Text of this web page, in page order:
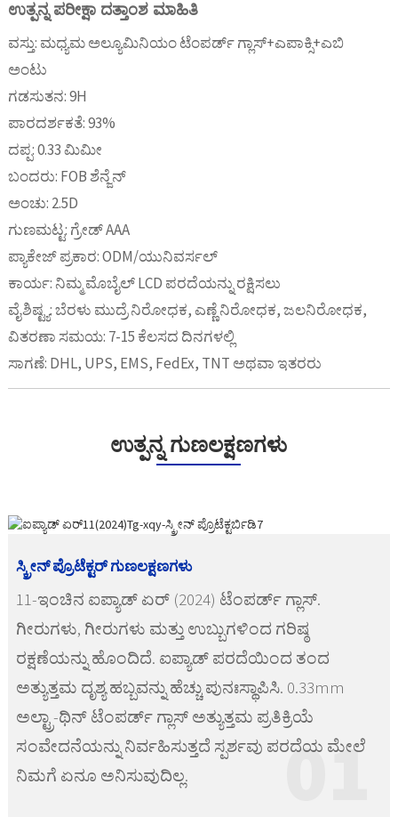
ಉತ್ಪನ್ನ ಪರೀಕ್ಷಾ ದತ್ತಾಂಶ ಮಾಹಿತಿ
ವಸ್ತು: ಮಧ್ಯಮ ಅಲ್ಯೂಮಿನಿಯಂ ಟೆಂಪರ್ಡ್ ಗ್ಲಾಸ್+ಎಪಾಕ್ಸಿ+ಎಬಿ
ಅಂಟು
ಗಡಸುತನ: 9H
ಪಾರದರ್ಶಕತೆ: 93%
ದಪ್ಪ: 0.33 ಮಿಮೀ
ಬಂದರು: FOB ಶೆನ್ಜೆನ್
ಅಂಚು: 2.5D
ಗುಣಮಟ್ಟ: ಗ್ರೇಡ್ AAA
ಪ್ಯಾಕೇಜ್ ಪ್ರಕಾರ: ODM/ಯುನಿವರ್ಸಲ್
ಕಾರ್ಯ: ನಿಮ್ಮ ಮೊಬೈಲ್ LCD ಪರದೆಯನ್ನು ರಕ್ಷಿಸಲು
ವೈಶಿಷ್ಟ್ಯ: ಬೆರಳು ಮುದ್ರೆ ನಿರೋಧಕ, ಎಣ್ಣೆ ನಿರೋಧಕ, ಜಲನಿರೋಧಕ,
ವಿತರಣಾ ಸಮಯ: 7-15 ಕೆಲಸದ ದಿನಗಳಲ್ಲಿ
ಸಾಗಣೆ: DHL, UPS, EMS, FedEx, TNT ಅಥವಾ ಇತರರು
ಉತ್ಪನ್ನ ಗುಣಲಕ್ಷಣಗಳು
ಸ್ಕ್ರೀನ್ ಪ್ರೊಟೆಕ್ಟರ್ ಗುಣಲಕ್ಷಣಗಳು
11-ಇಂಚಿನ ಐಪ್ಯಾಡ್ ಏರ್ (2024) ಟೆಂಪರ್ಡ್ ಗ್ಲಾಸ್.
ಗೀರುಗಳು, ಗೀರುಗಳು ಮತ್ತು ಉಬ್ಬುಗಳಿಂದ ಗರಿಷ್ಠ
ರಕ್ಷಣೆಯನ್ನು ಹೊಂದಿದೆ. ಐಪ್ಯಾಡ್ ಪರದೆಯಿಂದ ತಂದ
ಅತ್ಯುತ್ತಮ ದೃಶ್ಯ ಹಬ್ಬವನ್ನು ಹೆಚ್ಚು ಪುನಃಸ್ಥಾಪಿಸಿ. 0.33mm
ಅಲ್ಟ್ರಾ-ಥಿನ್ ಟೆಂಪರ್ಡ್ ಗ್ಲಾಸ್ ಅತ್ಯುತ್ತಮ ಪ್ರತಿಕ್ರಿಯೆ
ಸಂವೇದನೆಯನ್ನು ನಿರ್ವಹಿಸುತ್ತದೆ ಸ್ಪರ್ಶವು ಪರದೆಯ ಮೇಲೆ
ನಿಮಗೆ ಏನೂ ಅನಿಸುವುದಿಲ್ಲ.
01